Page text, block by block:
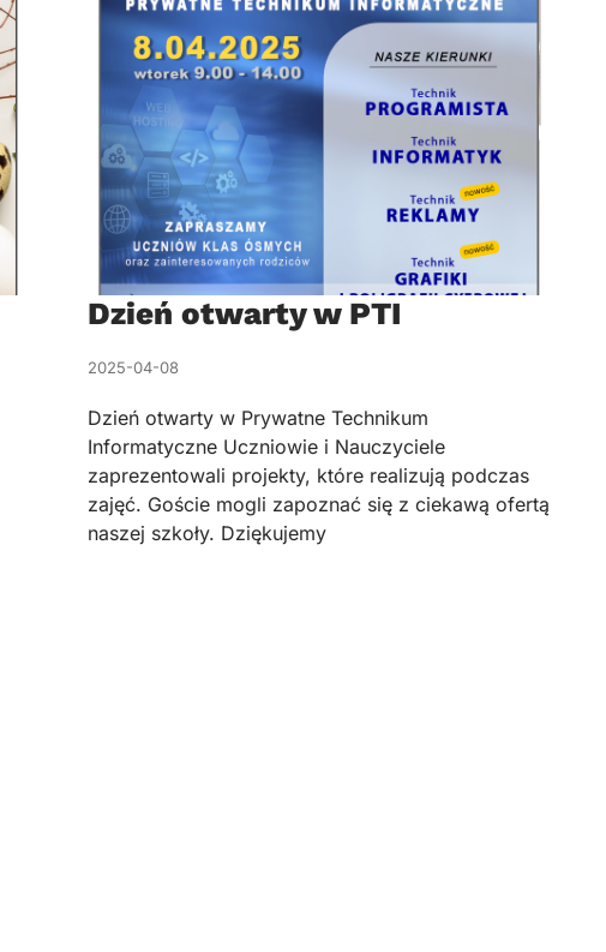
Dzień otwarty w PTI
2025-04-08
Dzień otwarty w Prywatne Technikum
Informatyczne Uczniowie i Nauczyciele
zaprezentowali projekty, które realizują podczas
zajęć. Goście mogli zapoznać się z ciekawą ofertą
naszej szkoły. Dziękujemy